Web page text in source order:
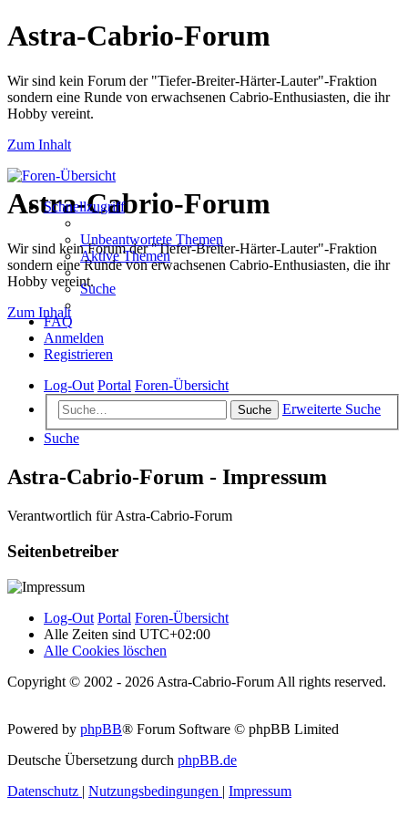
Astra-Cabrio-Forum
Wir sind kein Forum der "Tiefer-Breiter-Härter-Lauter"-Fraktion
sondern eine Runde von erwachsenen Cabrio-Enthusiasten, die ihr
Hobby vereint.
Zum Inhalt
Astra-Cabrio-Forum
Wir sind kein Forum der "Tiefer-Breiter-Härter-Lauter"-Fraktion
sondern eine Runde von erwachsenen Cabrio-Enthusiasten, die ihr
Hobby vereint.
Zum Inhalt
Schnellzugriff
Unbeantwortete Themen
Aktive Themen
Suche
FAQ
Anmelden
Registrieren
Log-Out Portal Foren-Übersicht
Suche
Erweiterte Suche
Suche
Astra-Cabrio-Forum - Impressum
Verantwortlich für Astra-Cabrio-Forum
Seitenbetreiber
Log-Out Portal Foren-Übersicht
Alle Zeiten sind UTC+02:00
Alle Cookies löschen
Copyright © 2002 - 2026 Astra-Cabrio-Forum All rights reserved.
Powered by phpBB® Forum Software © phpBB Limited
Deutsche Übersetzung durch phpBB.de
Datenschutz | Nutzungsbedingungen | Impressum